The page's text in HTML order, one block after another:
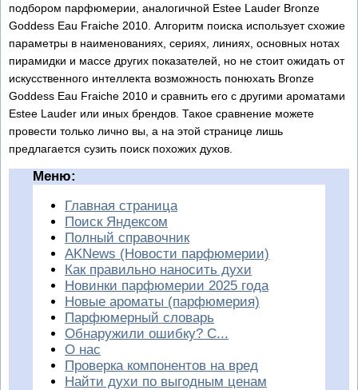
подбором парфюмерии, аналогичной Estee Lauder Bronze
Goddess Eau Fraiche 2010. Алгоритм поиска использует схожие
параметры в наименованиях, сериях, линиях, основных нотах
пирамидки и массе других показателей, но не стоит ожидать от
искусственного интеллекта возможность понюхать Bronze
Goddess Eau Fraiche 2010 и сравнить его с другими ароматами
Estee Lauder или иных брендов. Такое сравнение можете
провести только лично вы, а на этой странице лишь
предлагается сузить поиск похожих духов.
Меню:
Главная страница
Поиск Яндексом
Полный справочник
AKNews (Новости парфюмерии)
Как правильно наносить духи
Новинки парфюмерии 2025 года
Новые ароматы (парфюмерия)
Парфюмерный словарь
Обнаружили ошибку? С...
О нас
Проверка компонентов на вред
Найти духи по выгодным ценам